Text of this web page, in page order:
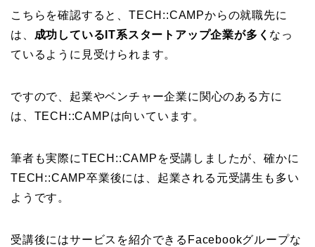
こちらを確認すると、TECH::CAMPからの就職先に
は、 成功しているIT系スタートアップ企業が多く なっ
ているように見受けられます。
ですので、起業やベンチャー企業に関心のある方に
は、TECH::CAMPは向いています。
筆者も実際にTECH::CAMPを受講しましたが、確かに
TECH::CAMP卒業後には、起業される元受講生も多い
ようです。
受講後にはサービスを紹介できるFacebookグループな